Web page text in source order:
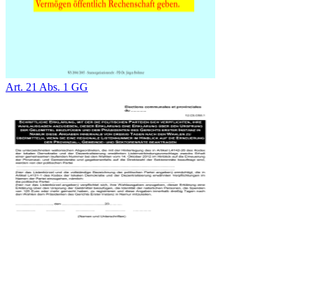
Art. 21 Abs. 1 GG